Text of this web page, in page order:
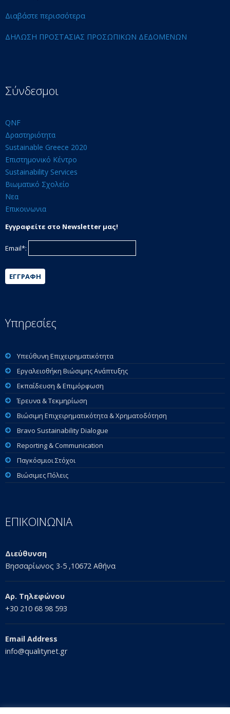
Διαβάστε περισσότερα
ΔΗΛΩΣΗ ΠΡΟΣΤΑΣΙΑΣ ΠΡΟΣΩΠΙΚΩΝ ΔΕΔΟΜΕΝΩΝ
Σύνδεσμοι
QNF
Δραστηριότητα
Sustainable Greece 2020
Επιστημονικό Κέντρο
Sustainability Services
Βιωματικό Σχολείο
Νεα
Επικοινωνια
Εγγραφείτε στο Newsletter μας!
Email*:
ΕΓΓΡΑΦΉ
Υπηρεσίες
Υπεύθυνη Επιχειρηματικότητα
Εργαλειοθήκη Βιώσιμης Ανάπτυξης
Εκπαίδευση & Επιμόρφωση
Έρευνα & Τεκμηρίωση
Βιώσιμη Επιχειρηματικότητα & Χρηματοδότηση
Bravo Sustainability Dialogue
Reporting & Communication
Παγκόσμιοι Στόχοι
Βιώσιμες Πόλεις
ΕΠΙΚΟΙΝΩΝΙΑ
Διεύθυνση
Βησσαρίωνος 3-5 ,10672 Αθήνα
Αρ. Τηλεφώνου
+30 210 68 98 593
Email Address
info@qualitynet.gr